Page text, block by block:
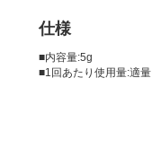
仕様
■内容量:5g
■1回あたり使用量:適量